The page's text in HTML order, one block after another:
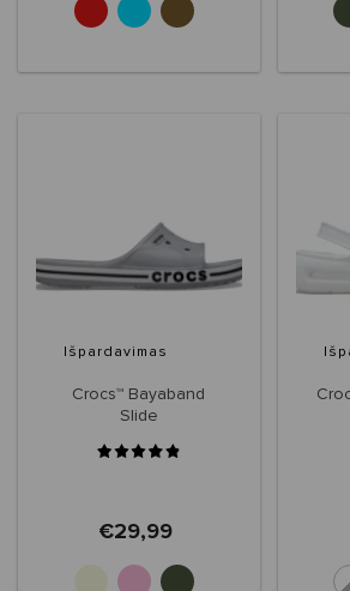
Išpardavimas
Crocs™ Bayaband
Slide
€29,99